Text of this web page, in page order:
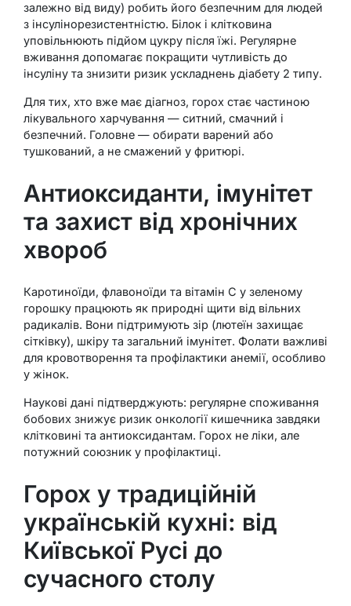
залежно від виду) робить його безпечним для людей
з інсулінорезистентністю. Білок і клітковина
уповільнюють підйом цукру після їжі. Регулярне
вживання допомагає покращити чутливість до
інсуліну та знизити ризик ускладнень діабету 2 типу.
Для тих, хто вже має діагноз, горох стає частиною
лікувального харчування — ситний, смачний і
безпечний. Головне — обирати варений або
тушкований, а не смажений у фритюрі.
Антиоксиданти, імунітет
та захист від хронічних
хвороб
Каротиноїди, флавоноїди та вітамін С у зеленому
горошку працюють як природні щити від вільних
радикалів. Вони підтримують зір (лютеїн захищає
сітківку), шкіру та загальний імунітет. Фолати важливі
для кровотворення та профілактики анемії, особливо
у жінок.
Наукові дані підтверджують: регулярне споживання
бобових знижує ризик онкології кишечника завдяки
клітковині та антиоксидантам. Горох не ліки, але
потужний союзник у профілактиці.
Горох у традиційній
українській кухні: від
Київської Русі до
сучасного столу